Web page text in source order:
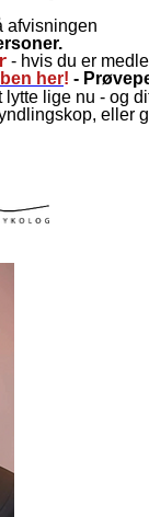
afvisningen
- hvis du er
her! -
lige nu - og
eller